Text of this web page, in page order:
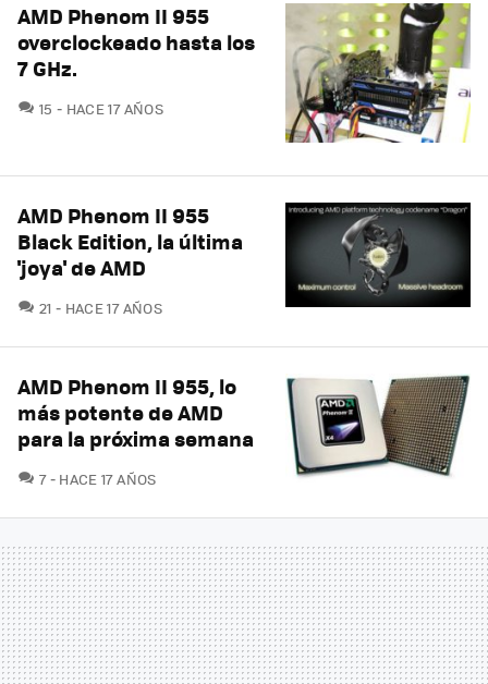
AMD Phenom II 955
overclockeado hasta los
7 GHz.
15 COMENTARIOS
HACE 17 AÑOS
AMD Phenom II 955
Black Edition, la última
'joya' de AMD
21 COMENTARIOS
HACE 17 AÑOS
AMD Phenom II 955, lo
más potente de AMD
para la próxima semana
7COMENTARIOS
HACE 17 AÑOS